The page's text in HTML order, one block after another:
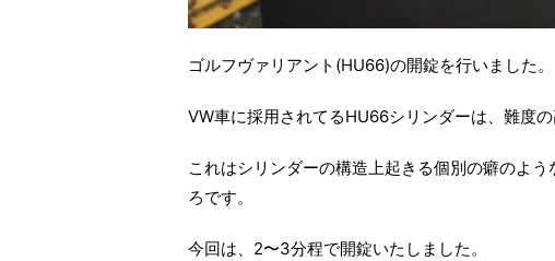
ゴルフヴァリアント(HU66)の開錠を行いました。
VW車に採用されてるHU66シリンダーは、難度
これはシリンダーの構造上起きる個別の癖のよ
ろです。
今回は、2〜3分程で開錠いたしました。